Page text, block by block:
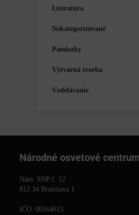
Literatúra
Nekategorizované
Pamiatky
Výtvarná tvorba
Vzdelávanie
Národné osvetové centrum
Nám. SNP č. 12
812 34 Bratislava 1
IČO: 00164615